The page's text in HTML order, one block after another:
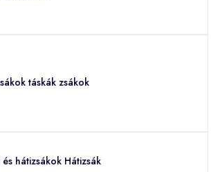
táskák zsákok
hátizsákok Hátizsák